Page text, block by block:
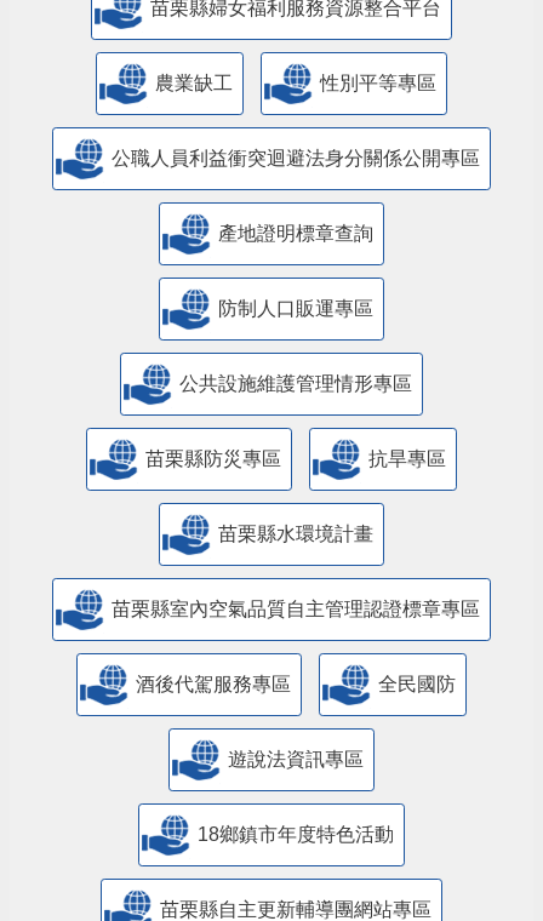
苗栗縣婦女福利服務資源整合平台
農業缺工 性別平等專區
公職人員利益衝突迴避法身分關係公開專區
產地證明標章查詢
防制人口販運專區
​公共設施維護管理情形專區
苗栗縣防災專區 抗旱專區
苗栗縣水環境計畫
苗栗縣室內空氣品質自主管理認證標章專區
酒後代駕服務專區 全民國防
遊說法資訊專區
18鄉鎮市年度特色活動
苗栗縣自主更新輔導團網站專區